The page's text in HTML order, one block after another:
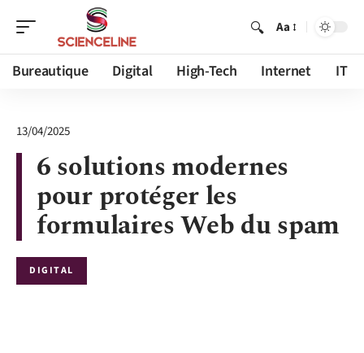
Aa
Bureautique Digital High-Tech Internet IT
13/04/2025
6 solutions modernes
pour protéger les
formulaires Web du spam
DIGITAL